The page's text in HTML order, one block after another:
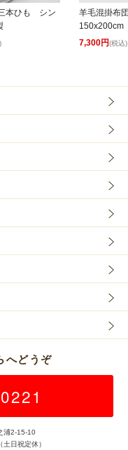
本ひも シン
羊毛混掛布
150x200cm
7,300円(税込)
へどうぞ
浦2-15-10
日祝定休）